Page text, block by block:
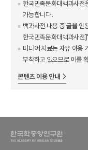
한국민족문화대백과사전
가능합니다.
백과사전 내용 중 글을 인
한국민족문화대백과사전
미디어 자료는 자유 이용
부착하고 있으므로 이를
콘텐츠 이용 안내